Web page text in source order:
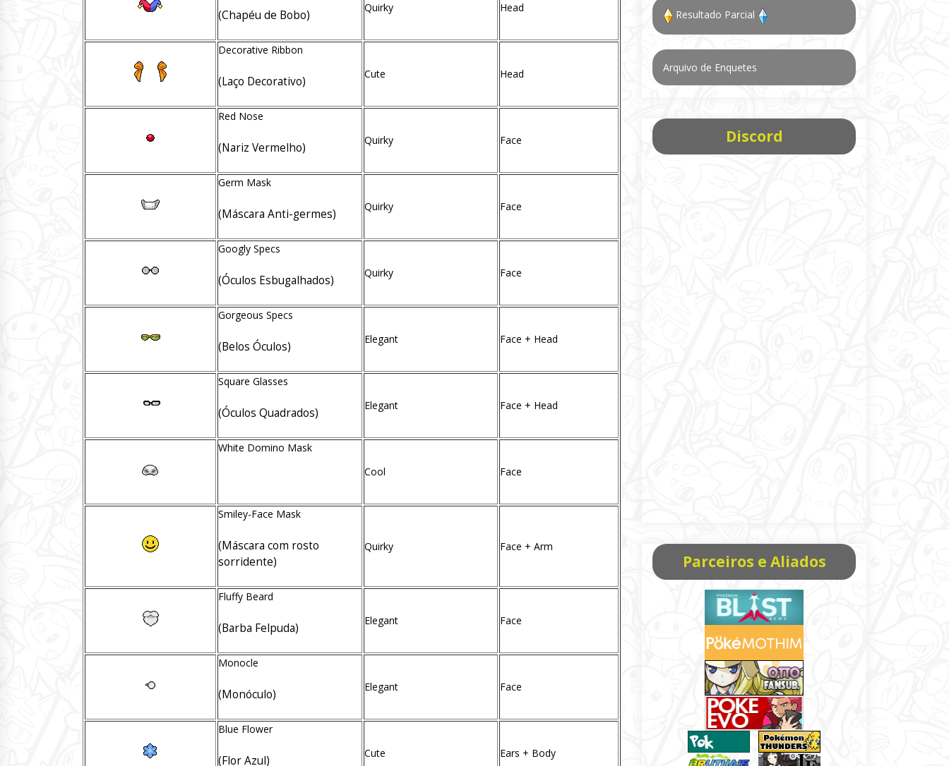
(Chapéu de Bobo)
Quirky Head
Decorative Ribbon
(Laço Decorativo)
Cute Head
Red Nose
(Nariz Vermelho)
Quirky Face
Germ Mask
(Máscara Anti-germes)
Quirky Face
Googly Specs
(Óculos Esbugalhados)
Quirky Face
Gorgeous Specs
(Belos Óculos)
Elegant Face + Head
Square Glasses
(Óculos Quadrados)
Elegant Face + Head
White Domino Mask
Cool
Face
Smiley-Face Mask
(Máscara com rosto
sorridente)
Quirky Face + Arm
Fluffy Beard
(Barba Felpuda)
Elegant Face
Monocle
(Monóculo)
Elegant Face
Blue Flower
(Flor Azul)
Cute Ears + Body
Resultado Parcial
Arquivo de Enquetes
Discord
Parceiros e Aliados